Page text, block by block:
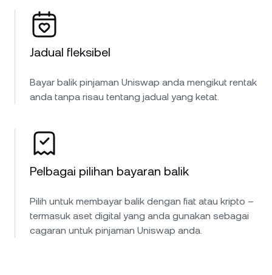
Jadual fleksibel
Bayar balik pinjaman Uniswap anda mengikut rentak
anda tanpa risau tentang jadual yang ketat.
Pelbagai pilihan bayaran balik
Pilih untuk membayar balik dengan fiat atau kripto –
termasuk aset digital yang anda gunakan sebagai
cagaran untuk pinjaman Uniswap anda.